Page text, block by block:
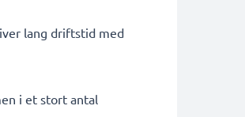
lang driftstid med
i et stort antal